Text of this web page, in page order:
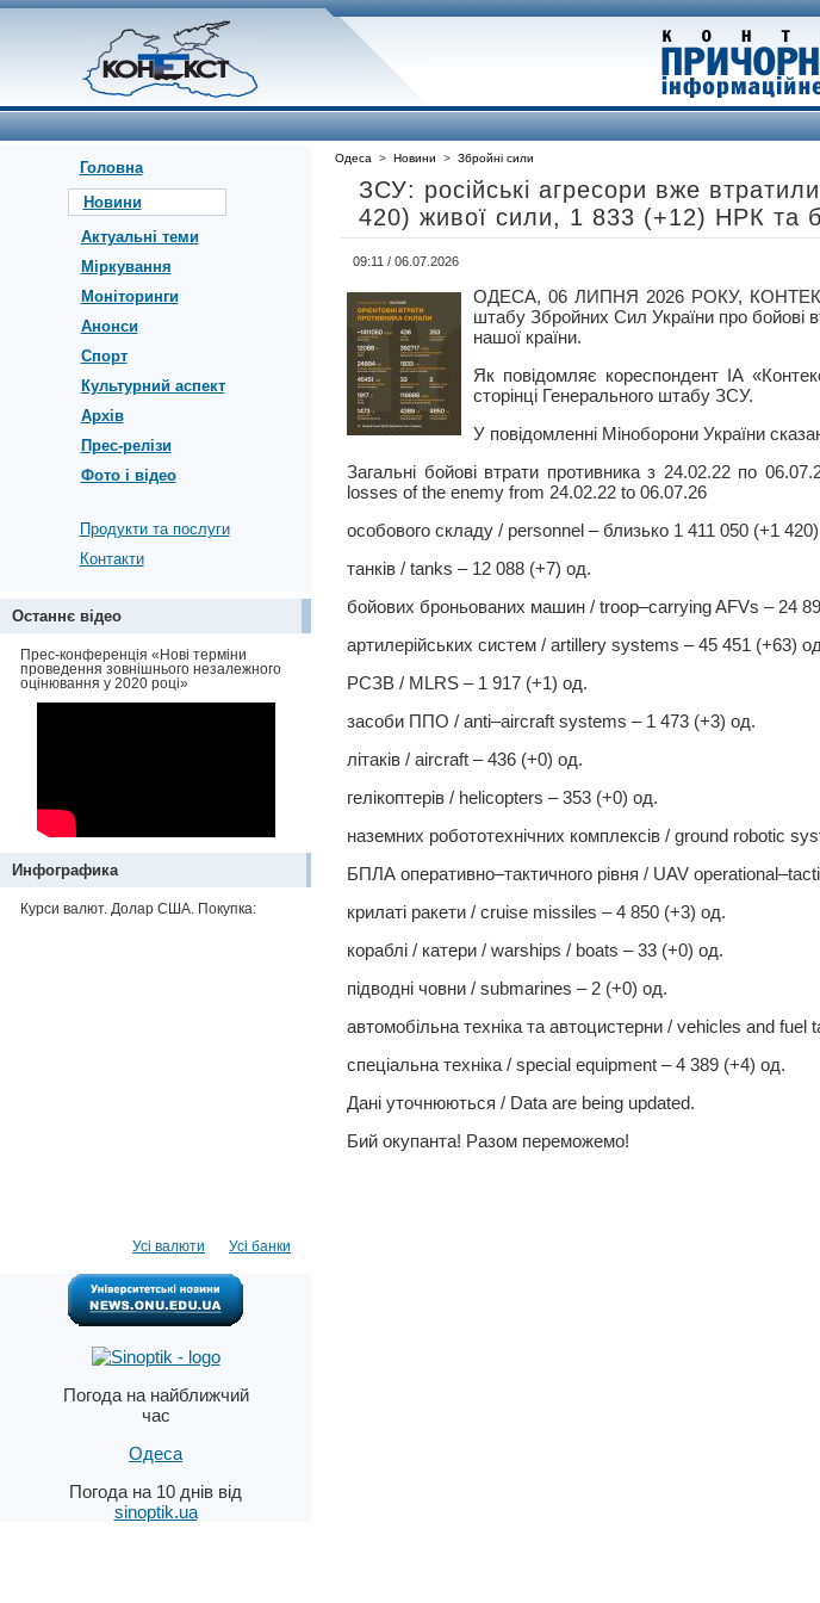
Головна
Новини
Актуальні теми
Міркування
Моніторинги
Анонси
Спорт
Культурний аспект
Архів
Прес-релізи
Фото і відео
Продукти та послуги
Контакти
Останнє відео
Прес-конференція «Нові терміни
проведення зовнішнього незалежного
оцінювання у 2020 році»
Инфографика
Курси валют. Долар США. Покупка:
Усі банки
Усі валюти
Погода на найближчий
час
Одеса
Погода на 10 днів від
sinoptik.ua
Одеса > Новини > Збройні сили
ЗСУ: російські агресори вже
420) живої сили, 1 833 (+12) НРК та
09:11 / 06.07.2026
ОДЕСА, 06 ЛИПНЯ 2026 РОКУ,
штабу Збройних Сил України про бойові
нашої країни.
Як повідомляє кореспондент ІА
сторінці Генерального штабу ЗСУ.
У повідомленні Міноборони України
Загальні бойові втрати противника з 24.02.22 по
losses of the enemy from 24.02.22 to 06.07.26
особового складу / personnel – близько 1 411 050 (+1
танків / tanks – 12 088 (+7) од.
бойових броньованих машин / troop–carrying AFVs – 24
артилерійських систем / artillery systems – 45 451 (+63)
РСЗВ / MLRS – 1 917 (+1) од.
засоби ППО / anti–aircraft systems – 1 473 (+3) од.
літаків / aircraft – 436 (+0) од.
гелікоптерів / helicopters – 353 (+0) од.
наземних робототехнічних комплексів / ground robotic
БПЛА оперативно–тактичного рівня / UAV
крилаті ракети / cruise missiles – 4 850 (+3) од.
кораблі / катери / warships / boats – 33 (+0) од.
підводні човни / submarines – 2 (+0) од.
автомобільна техніка та автоцистерни / vehicles and fuel
спеціальна техніка / special equipment – 4 389 (+4) од.
Дані уточнюються / Data are being updated.
Бий окупанта! Разом переможемо!